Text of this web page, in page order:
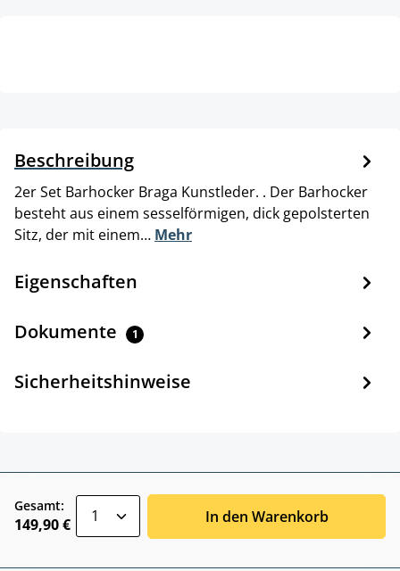
Beschreibung
2er Set Barhocker Braga Kunstleder. . Der Barhocker
besteht aus einem sesselförmigen, dick gepolsterten
Sitz, der mit einem… Mehr
Eigenschaften
Dokumente 1
Sicherheitshinweise
Gesamt:
149,90 € In den Warenkorb